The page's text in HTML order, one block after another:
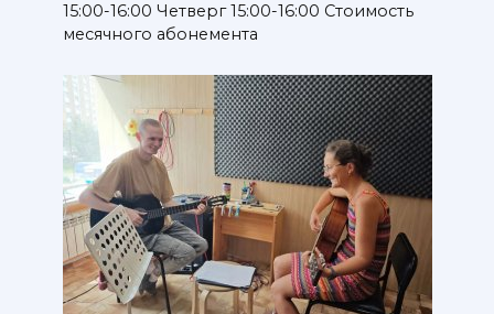
15:00-16:00 Четверг 15:00-16:00 Стоимость
месячного абонемента